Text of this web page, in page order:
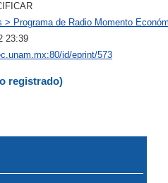
> Programa de Radio Momento
23:39
id/eprint/573
registrado)